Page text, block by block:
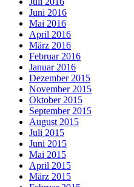
Juni 2016
Mai 2016
April 2016
März 2016
Februar 2016
Januar 2016
Dezember 2015
November 2015
Oktober 2015
September 2015
August 2015
Juli 2015
Juni 2015
Mai 2015
April 2015
März 2015